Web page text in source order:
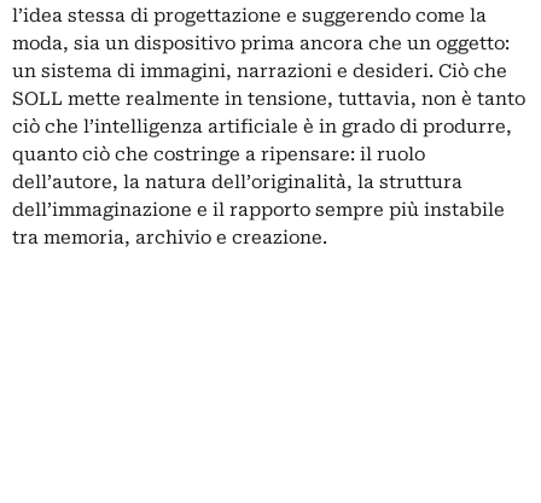
l’idea stessa di progettazione e suggerendo come la
moda, sia un dispositivo prima ancora che un oggetto:
un sistema di immagini, narrazioni e desideri. Ciò che
SOLL mette realmente in tensione, tuttavia, non è tanto
ciò che l’intelligenza artificiale è in grado di produrre,
quanto ciò che costringe a ripensare: il ruolo
dell’autore, la natura dell’originalità, la struttura
dell’immaginazione e il rapporto sempre più instabile
tra memoria, archivio e creazione.